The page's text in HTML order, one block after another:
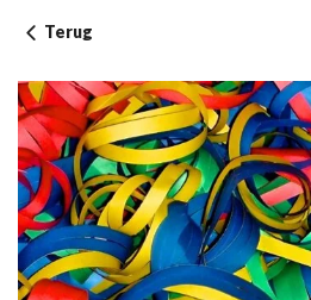
Terug